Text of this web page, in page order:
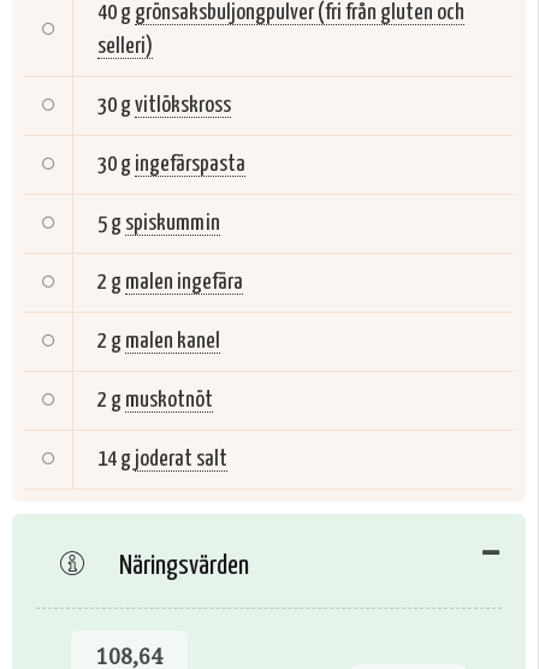
40 g grönsaksbuljongpulver (fri från gluten och
selleri)
30 gvitlökskross
30 g ingefärspasta
5 g spiskummin
2 g malen ingefära
2 g malen kanel
2 g muskotnöt
14 g joderat salt
Näringsvärden
108,64